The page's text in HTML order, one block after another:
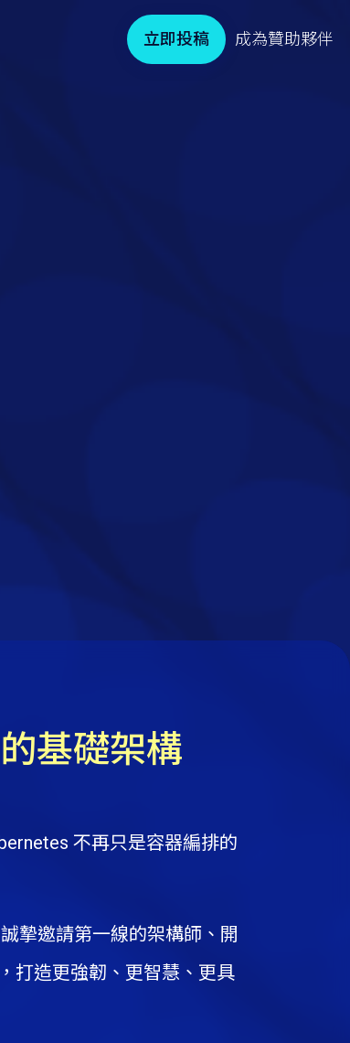
立即投稿 成為贊助夥伴
基礎架構
不再只是容器編排的
摯邀請第一線的架構師、開
打造更強韌、更智慧、更具